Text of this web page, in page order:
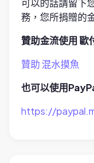
可以的話請留下
務，您所捐贈的
贊助金流使用 歐
贊助 混水摸魚
也可以使用
https://